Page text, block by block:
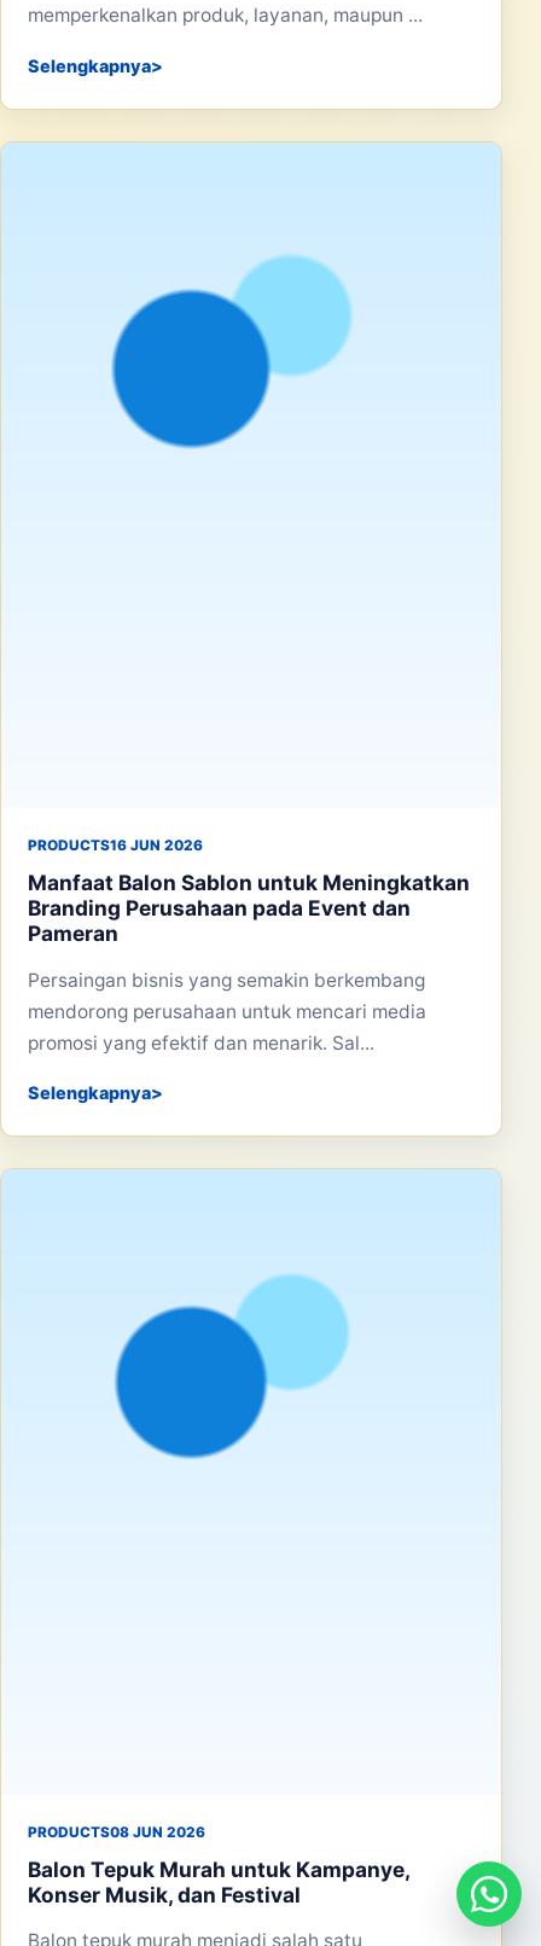
memperkenalkan produk, layanan, maupun ...
Selengkapnya
PRODUCTS16 JUN 2026
Manfaat Balon Sablon untuk Meningkatkan
Branding Perusahaan pada Event dan
Pameran
Persaingan bisnis yang semakin berkembang
mendorong perusahaan untuk mencari media
promosi yang efektif dan menarik. Sal...
Selengkapnya
PRODUCTS08 JUN 2026
Balon Tepuk Murah untuk Kampanye,
Konser Musik, dan Festival
Balon tepuk murah menjadi salah satu